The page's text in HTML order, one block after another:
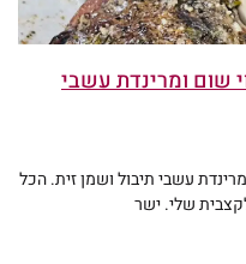
שום ומרינדת עשבי
עשבי תיבול ושמן זית. הכל
שלי. ישר